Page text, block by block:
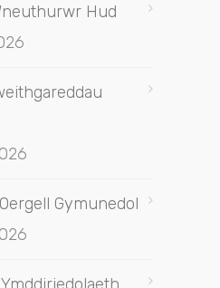
Hud
Gymunedol